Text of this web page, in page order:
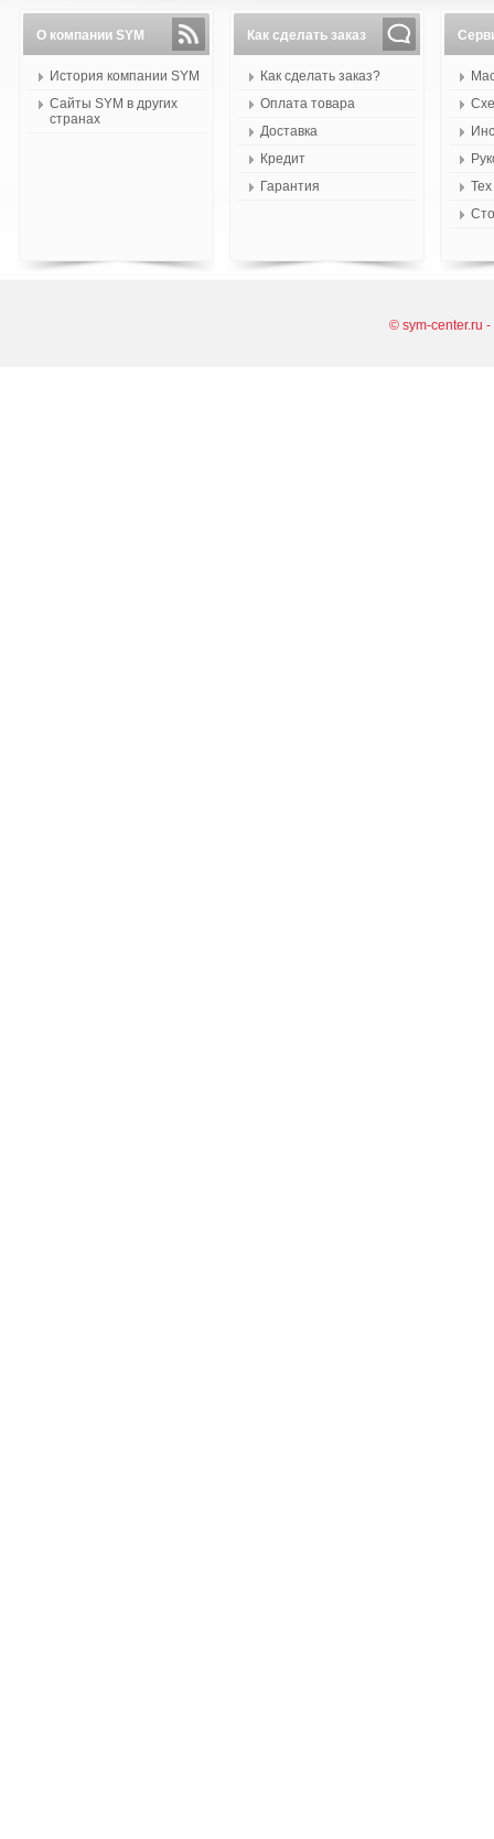
О компании SYM
История компании SYM
Сайты SYM в других
странах
Как сделать заказ
Как сделать заказ?
Оплата товара
Доставка
Кредит
Гарантия
© sym-center.ru -